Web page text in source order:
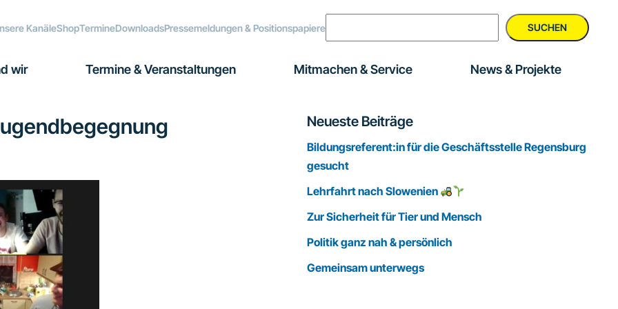
KanäleShopTermineDownloadsPressemeldungen & Positionspapiere SUCHEN
wir Termine & Veranstaltungen Mitmachen & Service News & Projekte
Seitenspalte
Neueste Beiträge
Bildungsreferent:in für die Geschäftsstelle Regensburg
gesucht
Lehrfahrt nach Slowenien
Zur Sicherheit für Tier und Mensch
Politik ganz nah & persönlich
Gemeinsam unterwegs